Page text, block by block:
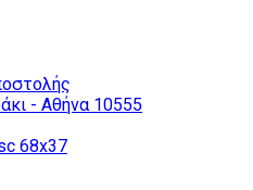
- Αθήνα 10555